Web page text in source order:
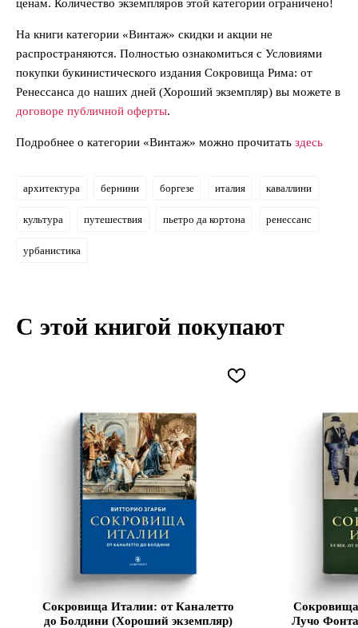
ценам. Количество экземпляров этой категории ограничено!
На книги категории «Винтаж» скидки и акции не
распространяются. Полностью ознакомиться с Условиями
покупки букинистического издания Сокровища Рима: от
Ренессанса до наших дней (Хороший экземпляр) вы можете в
договоре публичной оферты.
Подробнее о категории «Винтаж» можно прочитать здесь
архитектура бернини боргезе италия каваллини
культура путешествия пьетро да кортона ренессанс
урбанистика
С этой книгой покупают
Сокровища Италии: от Каналетто
до Болдини (Хороший экземпляр)
Лучо